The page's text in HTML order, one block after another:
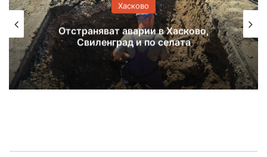
Хасково
Предупреждение за нов горещ ден в
Хасковско